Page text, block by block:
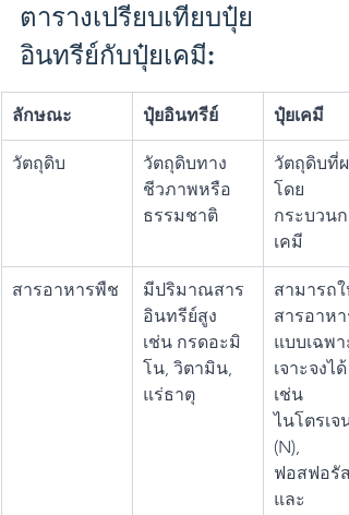
ตารางเปรียบเทียบปุ๋ย
อินทรีย์กับปุ๋ยเคมี:
ลักษณะ ปุ๋ยอินทรีย์ ปุ๋ยเคมี
วัตถุดิบ
วัตถุดิบทาง
ชีวภาพหรือ
ธรรมชาติ
วัตถุดิบที่ผ
โดย
กระบวนก
เคมี
สารอาหารพืช
มีปริมาณสาร
อินทรีย์สูง
เช่น กรดอะมิ
โน, วิตามิน,
แร่ธาตุ
สามารถให้
สารอาหาร
แบบเฉพาะ
เจาะจงได้
เช่น
ไนโตรเจน
(N),
ฟอสฟอรัส
และ